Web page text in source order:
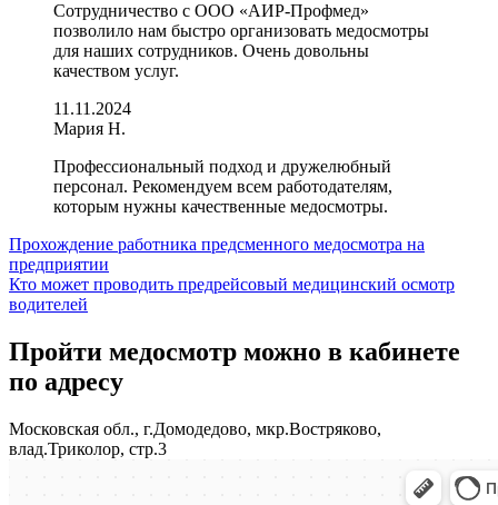
Сотрудничество с ООО «АИР-Профмед»
позволило нам быстро организовать медосмотры
для наших сотрудников. Очень довольны
качеством услуг.
11.11.2024
Мария Н.
Профессиональный подход и дружелюбный
персонал. Рекомендуем всем работодателям,
которым нужны качественные медосмотры.
Навигация
по
записям
Прохождение работника предсменного медосмотра на
предприятии
Кто может проводить предрейсовый медицинский осмотр
водителей
Пройти медосмотр можно в кабинете
по адресу
Московская обл., г.Домодедово, мкр.Востряково,
влад.Триколор, стр.3